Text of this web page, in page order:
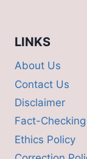
LINKS
About Us
Contact Us
Disclaimer
Fact-
Ethics Policy